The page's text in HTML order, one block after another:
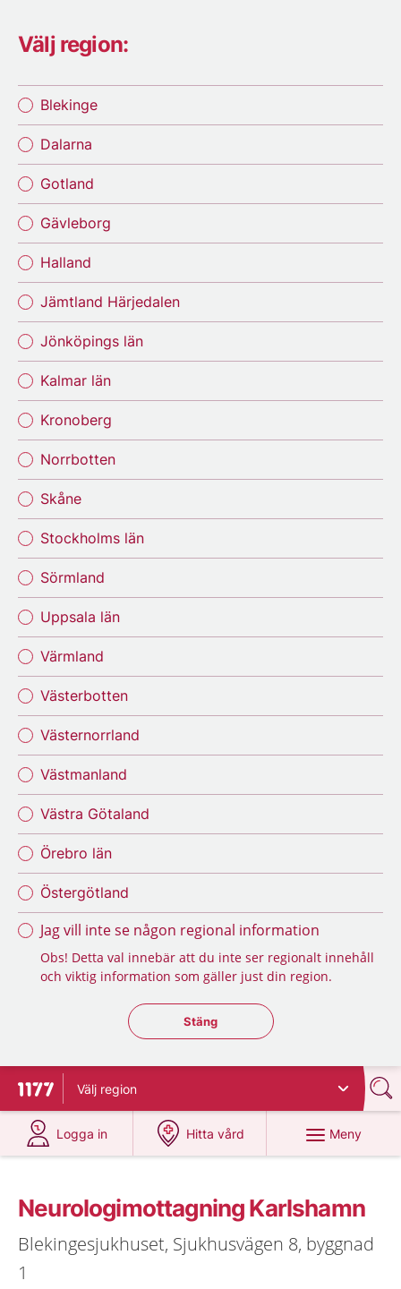
Välj region:
Blekinge
Dalarna
Gotland
Gävleborg
Halland
Jämtland Härjedalen
Jönköpings län
Kalmar län
Kronoberg
Norrbotten
Skåne
Stockholms län
Sörmland
Uppsala län
Värmland
Västerbotten
Västernorrland
Västmanland
Västra Götaland
Örebro län
Östergötland
Jag vill inte se någon regional information
Obs! Detta val innebär att du inte ser regionalt innehåll
och viktig information som gäller just din region.
Stäng regionsväljaren
Stäng
Till startsidan för 1177
Välj region
Logga in
på 1177.se
Hitta vård
på 1177.se
Meny
Neurologimottagning Karlshamn
Blekingesjukhuset, Sjukhusvägen 8, byggnad
1